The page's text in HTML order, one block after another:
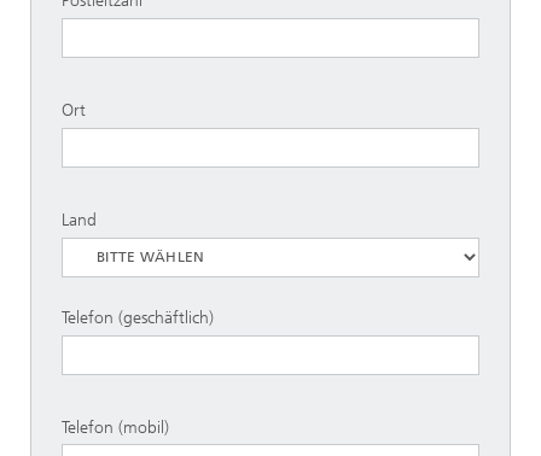
Ort
Land
Telefon (geschäftlich)
Telefon (mobil)